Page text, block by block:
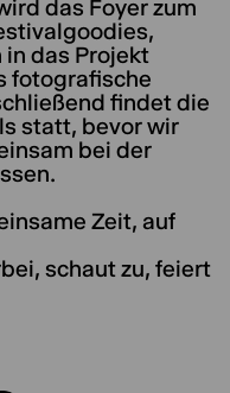
das Foyer zum
in das Projekt
fotografische
findet die
statt, bevor wir
bei der
Zeit, auf
schaut zu, feiert